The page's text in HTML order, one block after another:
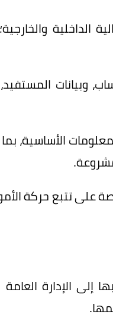
الداخلية
وبيانات
الأساسية،
على تتبع حركة
إلى الإدارة العامة